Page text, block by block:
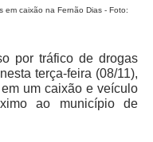
em caixão na Fernão Dias - Foto:
por tráfico de drogas
terça-feira (08/11),
um caixão e veículo
ao município de